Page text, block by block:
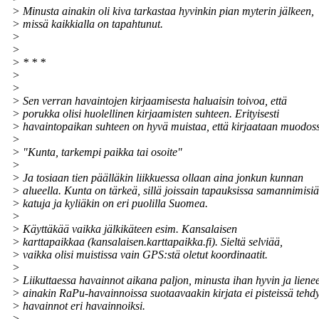
> Minusta ainakin oli kiva tarkastaa hyvinkin pian myterin jälkeen,
> missä kaikkialla on tapahtunut.
>
>
> * * *
>
>
> Sen verran havaintojen kirjaamisesta haluaisin toivoa, että
> porukka olisi huolellinen kirjaamisten suhteen. Erityisesti
> havaintopaikan suhteen on hyvä muistaa, että kirjaataan
>
> "Kunta, tarkempi paikka tai osoite"
>
> Ja tosiaan tien päälläkin liikkuessa ollaan aina jonkun kunnan
> alueella. Kunta on tärkeä, sillä joissain tapauksissa samannimisiä
> katuja ja kyliäkin on eri puolilla Suomea.
>
> Käyttäkää vaikka jälkikäteen esim. Kansalaisen
> karttapaikkaa (kansalaisen.karttapaikka.fi). Sieltä selviää,
> vaikka olisi muistissa vain GPS:stä oletut koordinaatit.
>
> Liikuttaessa havainnot aikana paljon, minusta ihan hyvin ja
> ainakin RaPu-havainnoissa suotaavaakin kirjata ei pisteissä
> havainnot eri havainnoiksi.